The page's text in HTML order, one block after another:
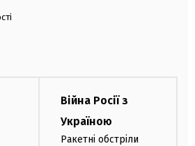
Війна Росії з
Україною
Ракетні обстріли